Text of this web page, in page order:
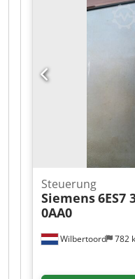
Wilbertoord 782
Steuerung
Siemens6ES7
0AA0